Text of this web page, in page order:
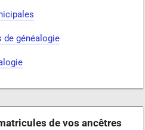
de généalogie
de vos ancêtres